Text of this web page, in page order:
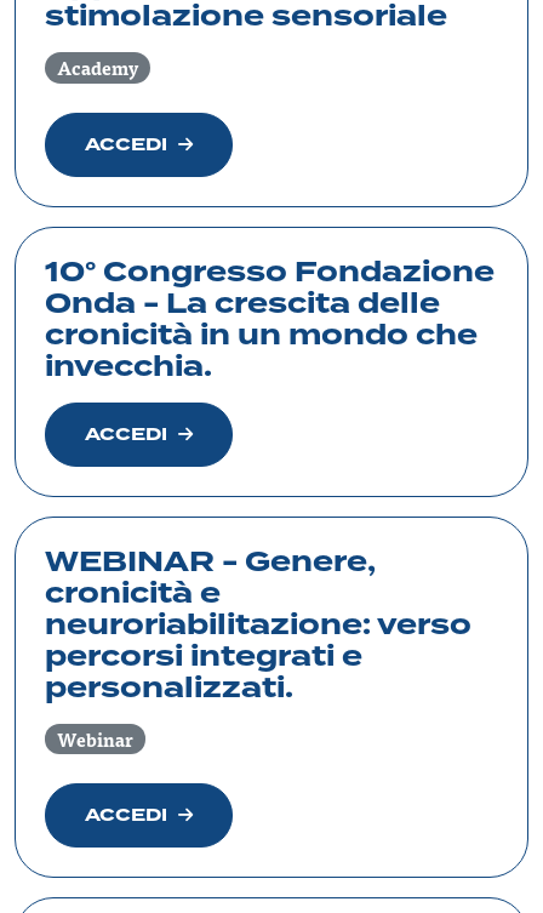
stimolazione sensoriale
Academy
ACCEDI
10° Congresso Fondazione
Onda - La crescita delle
cronicità in un mondo che
invecchia.
ACCEDI
WEBINAR - Genere,
cronicità e
neuroriabilitazione: verso
percorsi integrati e
personalizzati.
Webinar
ACCEDI